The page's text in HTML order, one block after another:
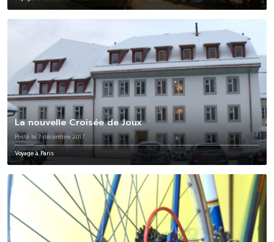
La nouvelle Croisée de Joux
Posté le 7 décembre 2017
Voyage à Paris